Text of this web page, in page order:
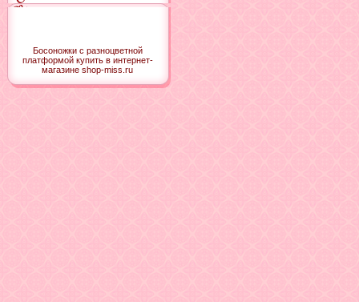
Босоножки с разноцветной
платформой купить в интернет-
магазине shop-miss.ru